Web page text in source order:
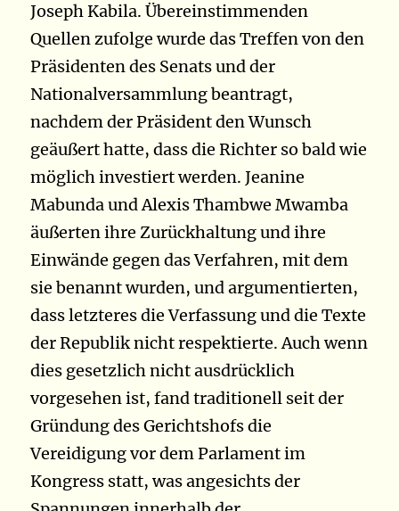
Joseph Kabila. Übereinstimmenden
Quellen zufolge wurde das Treffen von den
Präsidenten des Senats und der
Nationalversammlung beantragt,
nachdem der Präsident den Wunsch
geäußert hatte, dass die Richter so bald wie
möglich investiert werden.Jeanine
Mabunda und Alexis Thambwe Mwamba
äußerten ihre Zurückhaltung und ihre
Einwände gegen das Verfahren, mit dem
sie benannt wurden, und argumentierten,
dass letzteres die Verfassung und die Texte
der Republik nicht respektierte. Auch wenn
dies gesetzlich nicht ausdrücklich
vorgesehen ist, fand traditionell seit der
Gründung des Gerichtshofs die
Vereidigung vor dem Parlament im
Kongress statt, was angesichts der